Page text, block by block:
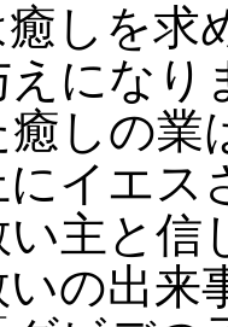
しを求
えになり
癒しの業
にイエス
主と信
いの出来